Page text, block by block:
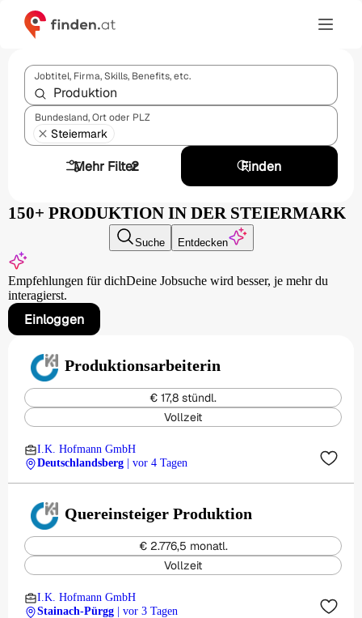
Jobtitel, Firma, Skills, Benefits, etc.
Bundesland, Ort oder PLZ
Steiermark
Mehr Filter
2 Finden
150+ PRODUKTION IN DER STEIERMARK
Suche Entdecken
Empfehlungen für dichDeine Jobsuche wird besser, je mehr du
interagierst.
Einloggen
Produktionsarbeiterin
€ 17,8 stündl.
Vollzeit
I.K. Hofmann GmbH
Deutschlandsberg
| vor 4 Tagen
Quereinsteiger Produktion
€ 2.776,5 monatl.
Vollzeit
I.K. Hofmann GmbH
Stainach-Pürgg
| vor 3 Tagen